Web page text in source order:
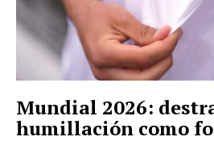
Mundial 2026:
humillación como